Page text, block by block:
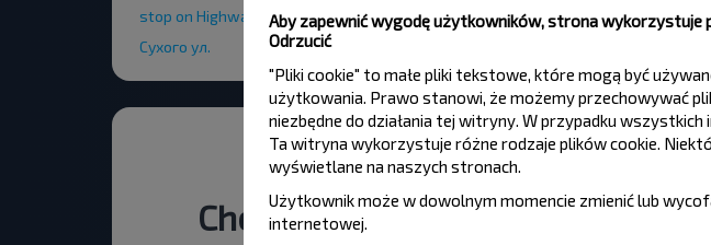
stop on Highway M 10 after interchange
Сухого ул.
СХТ
Chcesz podróżować taniej?
Aby zapewnić wygodę użytkowników, strona wykorzystuje
Odrzucić
"Pliki cookie" to małe pliki tekstowe, które mogą być
użytkowania. Prawo stanowi, że możemy przechowywać
niezbędne do działania tej witryny. W przypadku
Ta witryna wykorzystuje różne rodzaje plików cookie.
wyświetlane na naszych stronach.
Użytkownik może w dowolnym momencie zmienić lub
internetowej